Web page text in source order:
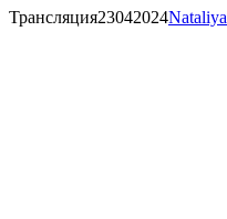
Трансляция23042024Nataliya